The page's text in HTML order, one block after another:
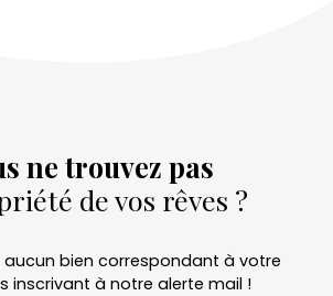
ne trouvez pas
de vos rêves ?
aucun bien correspondant à votre
inscrivant à notre alerte mail !